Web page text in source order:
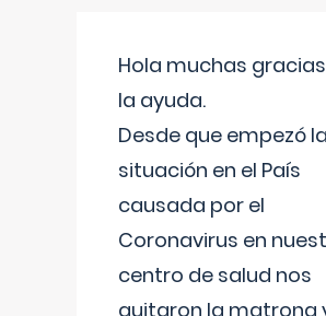
Hola muchas
la ayuda.
Desde que empezó la
situación en el País
causada por el
Coronavirus en
centro de salud nos
quitaron la matrona